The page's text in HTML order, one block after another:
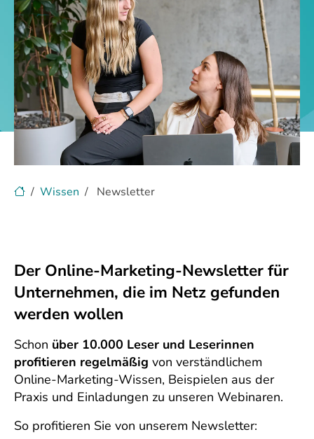
Wissen Newsletter
Der Online-Marketing-Newsletter für
Unternehmen, die im Netz gefunden
werden wollen
Schon über 10.000 Leser und Leserinnen
profitieren regelmäßig von verständlichem
Online-Marketing-Wissen, Beispielen aus der
Praxis und Einladungen zu unseren Webinaren.
So profitieren Sie von unserem Newsletter: